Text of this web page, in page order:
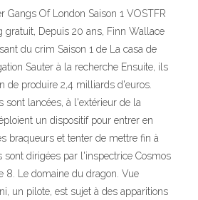
Gangs Of London Saison 1 VOSTFR
gratuit, Depuis 20 ans, Finn Wallace
du crim Saison 1 de La casa de
Sauter à la recherche Ensuite, ils
de produire 2,4 milliards d'euros.
sont lancées, à l'extérieur de la
un dispositif pour entrer en
braqueurs et tenter de mettre fin à
sont dirigées par l'inspectrice Cosmos
8. Le domaine du dragon. Vue
un pilote, est sujet à des apparitions